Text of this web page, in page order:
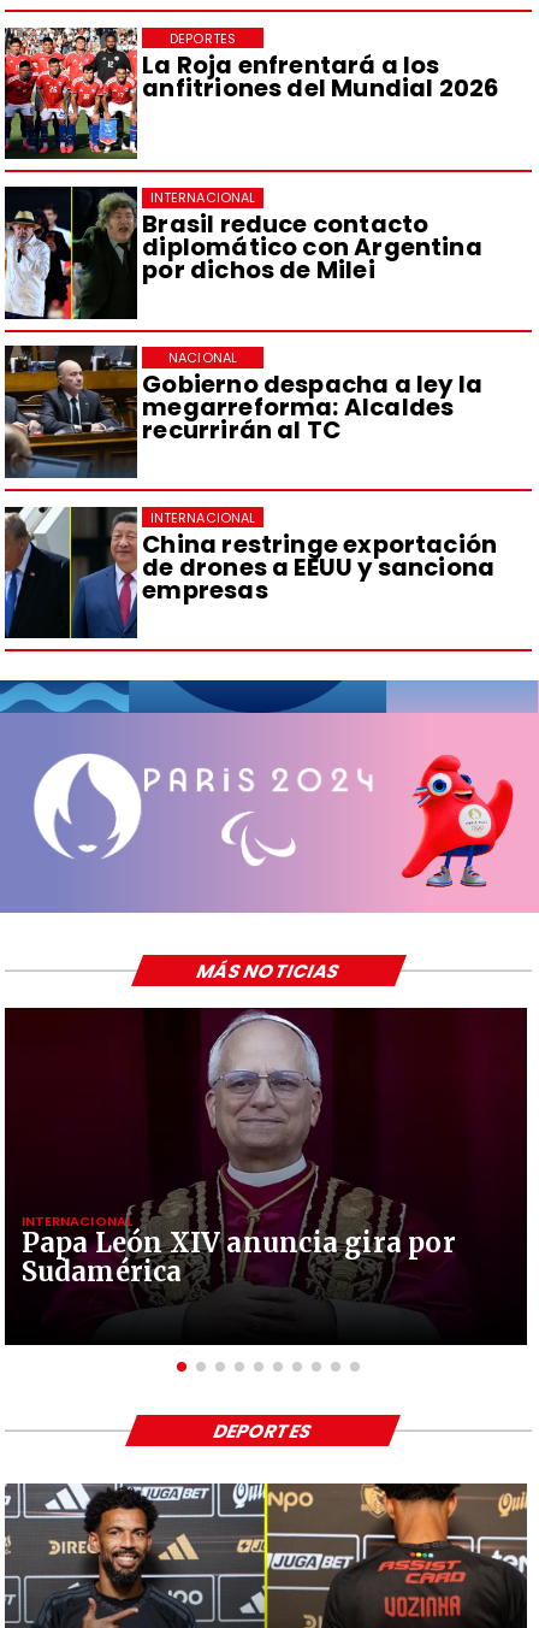
La Roja enfrentará a los
anfitriones del Mundial 2026
DEPORTES
Brasil reduce contacto
diplomático con Argentina
por dichos de Milei
INTERNACIONAL
Gobierno despacha a ley la
megarreforma: Alcaldes
recurrirán al TC
NACIONAL
China restringe exportación
de drones a EEUU y sanciona
empresas
INTERNACIONAL
Papa León XIV anuncia gira por
Sudamérica
INTERNACIONAL
MÁS NOTICIAS
DEPORTES